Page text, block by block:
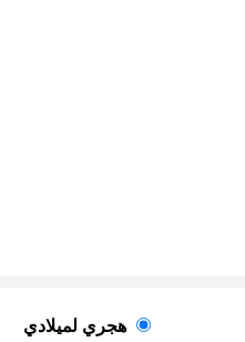
هجري لميلادي